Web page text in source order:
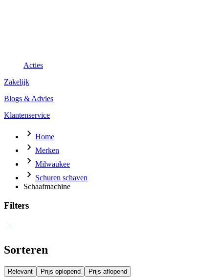
Acties
Zakelijk
Blogs & Advies
Klantenservice
Home
Merken
Milwaukee
Schuren schaven
Schaafmachine
Filters
Sorteren
Relevant Prijs oplopend Prijs aflopend